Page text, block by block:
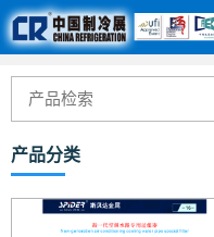
产品分类